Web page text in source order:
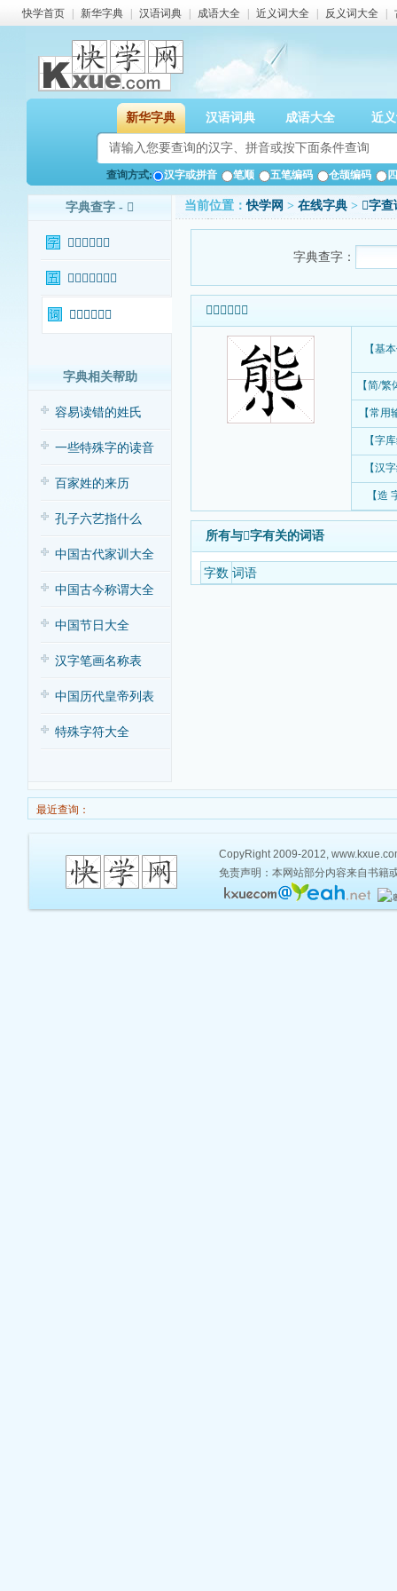
快学首页 新华字典 汉语词典 成语大全 近义词大全 反义词大全
新华字典 汉语词典 成语大全 近
查询方式: 汉字或拼音 笔顺 五笔编码 仓颉编码
字典查字 - 𡮙
𡮙字基本信息
𡮙字输入法查询
𡮙字相关词语
字典相关帮助
容易读错的姓氏
一些特殊字的读音
百家姓的来历
孔子六艺指什么
中国古代家训大全
中国古今称谓大全
中国节日大全
汉字笔画名称表
中国历代皇帝列表
特殊字符大全
当前位置：快学网 > 在线字典 > 𡮙字
字典查字：
𡮙字基本信息
【基
【简/
【常用
【字
【汉
【造
所有与𡮙字有关的词语
字数 词语
最近查询：
CopyRight 2009-2012,
免责声明：本网站部分内容来自书籍